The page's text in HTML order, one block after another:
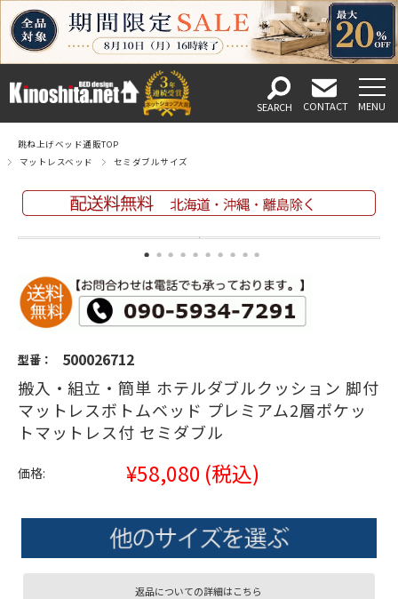
跳ね上げベッド通販TOP
マットレスベッド
セミダブルサイズ
型番： 500026712
搬入・組立・簡単 ホテルダブルクッション 脚付
マットレスボトムベッド プレミアム2層ポケッ
トマットレス付 セミダブル
価格: ¥58,080 (税込)
返品についての詳細はこちら